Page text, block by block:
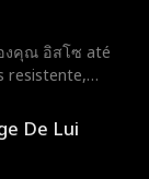
งคุณ อิสโซ até
resistente,
Leo acaba
que mais ele
De Lui